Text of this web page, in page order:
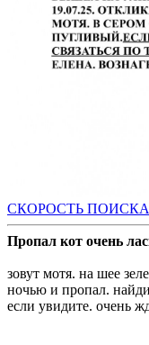
СКОРОСТЬ ПОИСКА
Пропал кот очень
зовут мотя. на шее
ночью и пропал.
если увидите. очень